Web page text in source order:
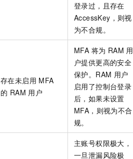
登录过，且存在
AccessKey，则视
为不合规。
存在未启用 MFA
的 RAM 用户
MFA 将为 RAM 用
户提供更高的安全
保护。RAM 用户
启用了控制台登录
后，如果未设置
MFA，则视为不合
规。
主账号权限极大，
一旦泄漏风险极
即刻拥有 DeepSeek-R1 满血版